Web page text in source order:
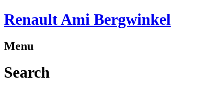
Renault Ami Bergwinkel
Menu
Search